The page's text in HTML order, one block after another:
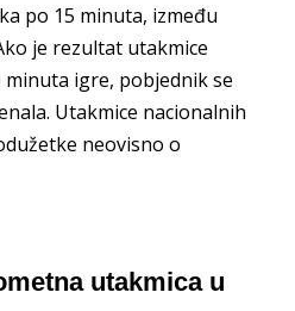
po 15 minuta, između
je rezultat utakmice
minuta igre, pobjednik se
Utakmice nacionalnih
neovisno o
utakmica u